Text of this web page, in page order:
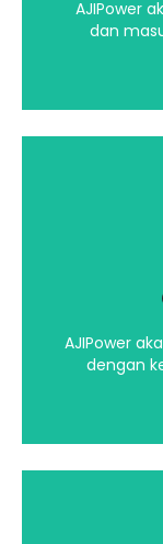
AJIPower
dan
AJIPower
dengan
Dengan
canggih